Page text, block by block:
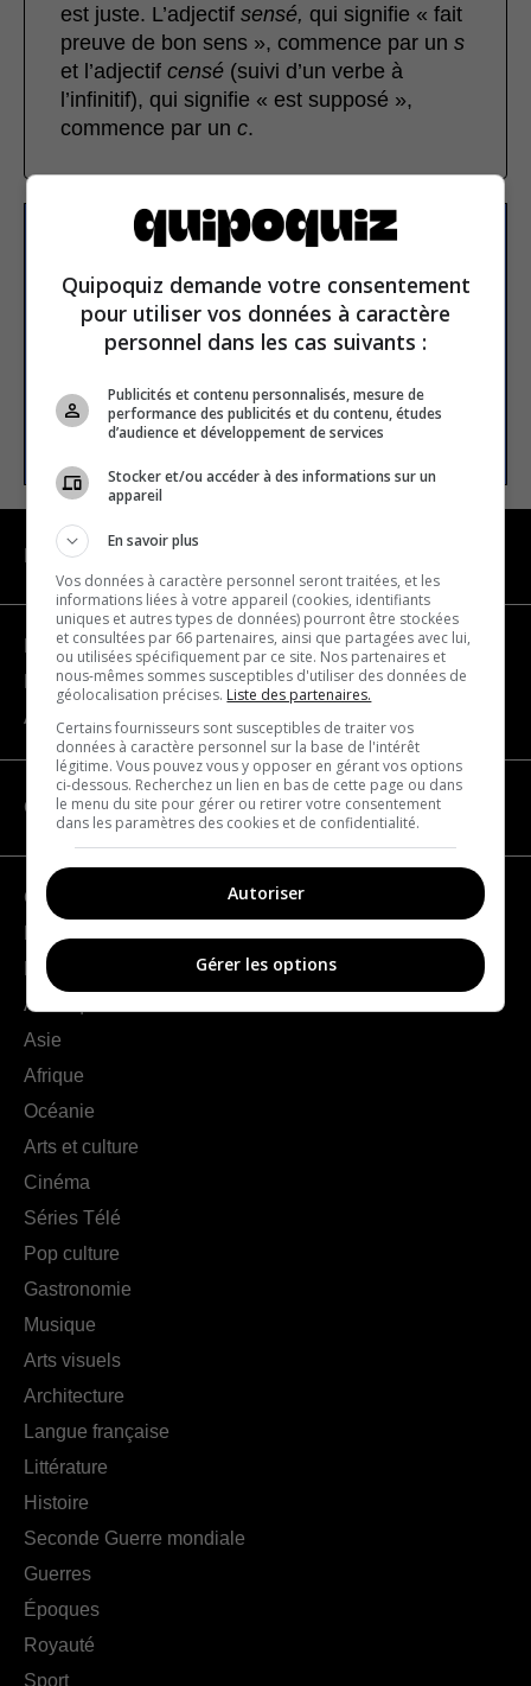
est juste. L’adjectif sensé, qui signifie « fait
preuve de bon sens », commence par un s
et l’adjectif censé (suivi d’un verbe à
l’infinitif), qui signifie « est supposé »,
commence par un c.
S’inscrire à la newsletter
E-mail
S’INSCRIRE
NAVIGATION
Devenir partenaire
Nous joindre
À propos
CATÉGORIES
Géographie
Europe
Amériques
Asie
Afrique
Océanie
Arts et culture
Cinéma
Séries Télé
Pop culture
Gastronomie
Musique
Arts visuels
Architecture
Langue française
Littérature
Histoire
Seconde Guerre mondiale
Guerres
Époques
Royauté
Sport
Quipoquiz demande votre consentement
pour utiliser vos données à caractère
personnel dans les cas suivants :
Publicités et contenu personnalisés, mesure de
performance des publicités et du contenu, études
d’audience et développement de services
Stocker et/ou accéder à des informations sur un
appareil
En savoir plus
Vos données à caractère personnel seront traitées, et les
informations liées à votre appareil (cookies, identifiants
uniques et autres types de données) pourront être stockées
et consultées par 66 partenaires, ainsi que partagées avec lui,
ou utilisées spécifiquement par ce site. Nos partenaires et
nous-mêmes sommes susceptibles d'utiliser des données de
géolocalisation précises. Liste des partenaires.
Certains fournisseurs sont susceptibles de traiter vos
données à caractère personnel sur la base de l'intérêt
légitime. Vous pouvez vous y opposer en gérant vos options
ci-dessous. Recherchez un lien en bas de cette page ou dans
le menu du site pour gérer ou retirer votre consentement
dans les paramètres des cookies et de confidentialité.
Autoriser
Gérer les options